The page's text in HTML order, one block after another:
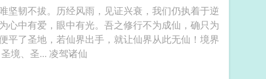
坚韧不拔。历经风雨，见证兴衰，我们仍执着于逆
心中有爱，眼中有光。吾之修行不为成仙，确只为
平了圣地，若仙界出手，就让仙界从此无仙！境界
备注:武人、武师、武王、宗师、大宗师、宗王、圣境、圣... 凌驾诸仙